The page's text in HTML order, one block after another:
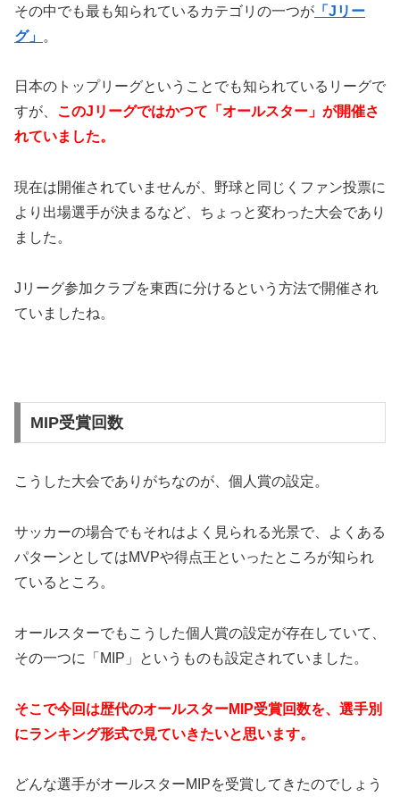
その中でも最も知られているカテゴリの一つが 「Jリー
グ」 。
日本のトップリーグということでも知られているリーグで
すが、 このJリーグではかつて「オールスター」が開催さ
れていました。
現在は開催されていませんが、野球と同じくファン投票に
より出場選手が決まるなど、ちょっと変わった大会であり
ました。
Jリーグ参加クラブを東西に分けるという方法で開催され
ていましたね。
MIP受賞回数
こうした大会でありがちなのが、個人賞の設定。
サッカーの場合でもそれはよく見られる光景で、よくある
パターンとしてはMVPや得点王といったところが知られ
ているところ。
オールスターでもこうした個人賞の設定が存在していて、
その一つに「MIP」というものも設定されていました。
そこで今回は歴代のオールスターMIP受賞回数を、選手別
にランキング形式で見ていきたいと思います。
どんな選手がオールスターMIPを受賞してきたのでしょう